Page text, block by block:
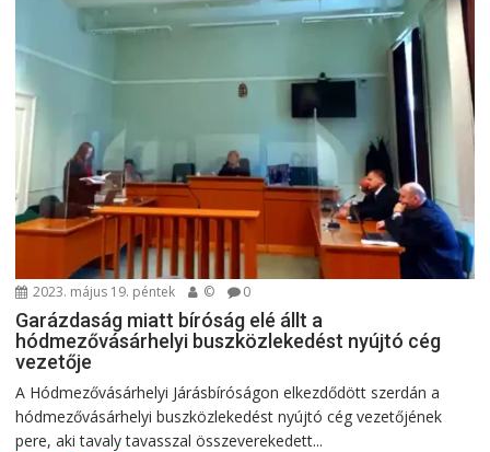
2023. május 19. péntek © 0
Garázdaság miatt bíróság elé állt a
hódmezővásárhelyi buszközlekedést nyújtó cég
vezetője
A Hódmezővásárhelyi Járásbíróságon elkezdődött szerdán a
hódmezővásárhelyi buszközlekedést nyújtó cég vezetőjének
pere, aki tavaly tavasszal összeverekedett...